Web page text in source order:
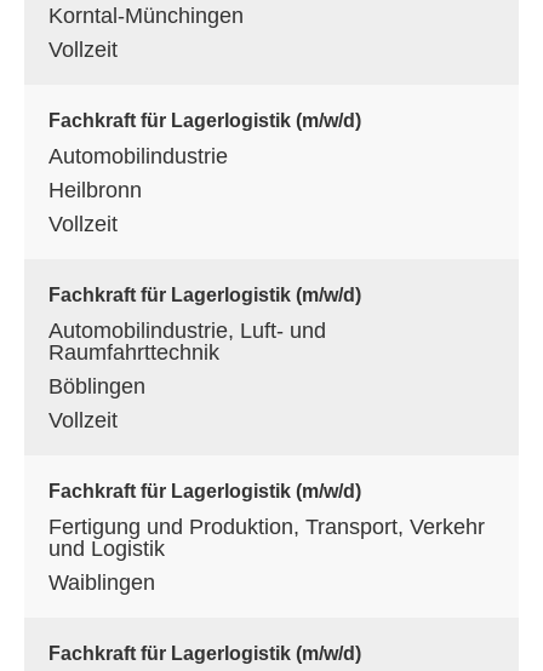
Fachkraft für Lagerlogistik (m/w/d)
Automobilindustrie
Heilbronn
Vollzeit
Fachkraft für Lagerlogistik (m/w/d)
Automobilindustrie, Luft- und
Raumfahrttechnik
Böblingen
Vollzeit
Fachkraft für Lagerlogistik (m/w/d)
Fertigung und Produktion, Transport, Verkehr
und Logistik
Waiblingen
Fachkraft für Lagerlogistik (m/w/d)
Korntal-Münchingen
Vollzeit